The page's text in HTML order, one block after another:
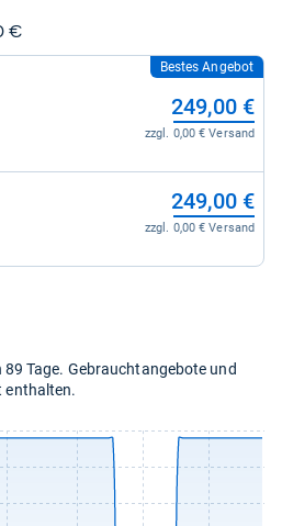
€
Bestes Angebot
249,00 €
zzgl. 0,00 € Versand
249,00 €
zzgl. 0,00 € Versand
Tage. Gebrauchtangebote und
enthalten.